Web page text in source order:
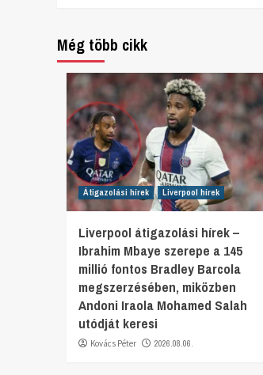
Még több cikk
Átigazolási hírek Liverpool hírek
Liverpool átigazolási hírek –
Ibrahim Mbaye szerepe a 145
millió fontos Bradley Barcola
megszerzésében, miközben
Andoni Iraola Mohamed Salah
utódját keresi
Kovács Péter 2026.08.06.